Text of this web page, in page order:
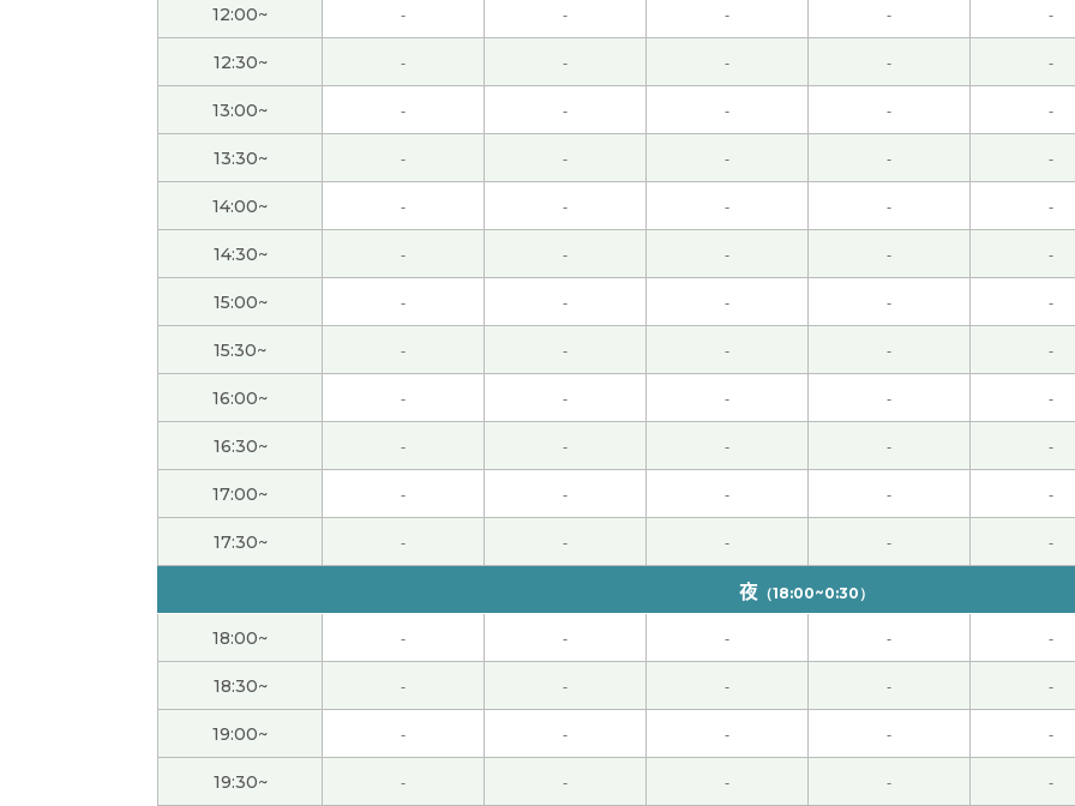
谢谢！下次再聊咯！
今天聊了短途旅游的话题很开心，下次再聊吧！( 男性 )
また会えましたね
谢谢老师！翻译这个事情对我来说还很难。但是我想今后多次练习下去。
我记住您的解释。日语也传达别人的时候，您说的“六何八何”的原则是重要。对我来说您的解释是很宝贵的。
这只是我第二次上CC课，所以我还有点紧张。但是小红花老师很亲切，一直笑着说中文，说得也很慢，我慢慢
题，也很期待下次的课。谢谢老师，下次见！( 50代 男性 )
通过翻译我可以享受文章的乐趣。回头自己再确认老师指出的翻译榜样。
谢谢老师！我再仔细看看文章。多听多读几遍，确认一下自己在哪里错了。
谢谢！我再次整理一下文章的内容。我想为一年后的翻译比赛一步一步地做准备。
谢谢！我看类似的新闻报道。今后也会继续磨练翻译技术。
我都不知道怎么安慰你啊。我希望你的心痛好得快一点哦。
下次也请多关照。( 50代 男性 )
12:00~ - - - - -
12:30~ - - - - -
13:00~ - - - - -
13:30~ - - - - -
14:00~ - - - - -
14:30~ - - - - -
15:00~ - - - - -
15:30~ - - - - -
16:00~ - - - - -
16:30~ - - - - -
17:00~ - - - - -
17:30~ - - - - -
夜 （18:00~0:30）
18:00~ - - - - -
18:30~ - - - - -
19:00~ - - - - -
19:30~ - - - - -